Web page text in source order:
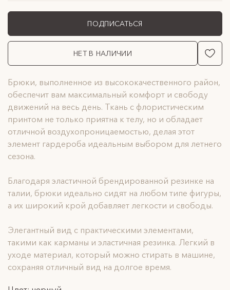
ПОДПИСАТЬСЯ
НЕТ В НАЛИЧИИ
Брюки, выполненное из высококачественного район,
обеспечит вам максимальный комфорт и свободу
движений на весь день. Ткань с флористическим
принтом не только приятна к телу, но и обладает
отличной воздухопроницаемостью, делая этот
элемент гардероба идеальным выбором для летнего
сезона.
Благодаря эластичной брендированной резинке на
талии, брюки идеально сидят на любом типе фигуры,
а их широкий крой добавляет легкости и свободы.
Элегантный вид с практическими элементами,
такими как карманы и эластичная резинка. Легкий в
уходе материал, который можно стирать в машине,
сохраняя отличный вид на долгое время.